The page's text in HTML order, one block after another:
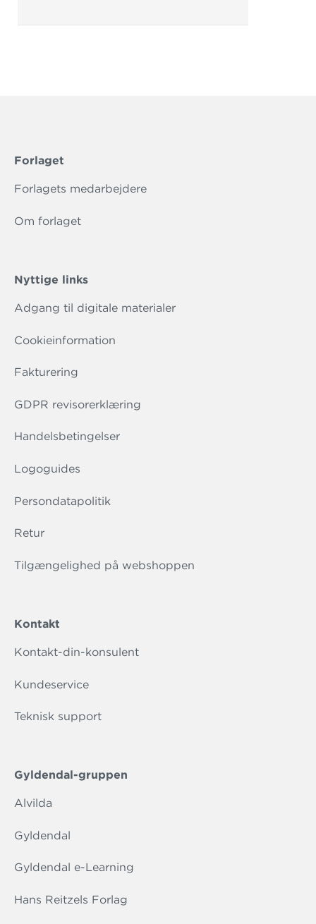
Forlaget
Forlagets medarbejdere
Om forlaget
Nyttige links
Adgang til digitale materialer
Cookieinformation
Fakturering
GDPR revisorerklæring
Handelsbetingelser
Logoguides
Persondatapolitik
Retur
Tilgængelighed på webshoppen
Kontakt
Kontakt-din-konsulent
Kundeservice
Teknisk support
Gyldendal-gruppen
Alvilda
Gyldendal
Gyldendal e-Learning
Hans Reitzels Forlag